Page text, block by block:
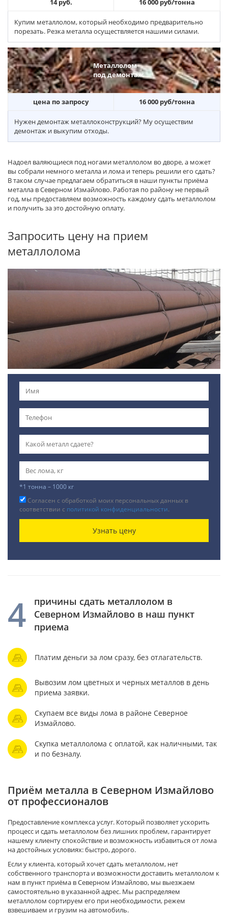
14 руб. 16 000 руб/тонна
Купим металлолом, который необходимо предварительно
порезать. Резка металла осуществляется нашими силами.
Металлолом
под демонтаж
цена по запросу 16 000 руб/тонна
Нужен демонтаж металлоконструкций? Му осуществим
демонтаж и выкупим отходы.
Надоел валяющиеся под ногами металлолом во дворе, а может
вы собрали немного металла и лома и теперь решили его сдать?
В таком случае предлагаем обратиться в наши пункты приёма
металла в Северном Измайлово. Работая по району не первый
год, мы предоставляем возможность каждому сдать металлолом
и получить за это достойную оплату.
Запросить цену на прием
металлолома
*1 тонна – 1000 кг
Согласен с обработкой моих персональных данных в
соответствии с политикой конфиденциальности.
Узнать цену
4
причины сдать металлолом в
Северном Измайлово в наш пункт
приема
Платим деньги за лом сразу, без отлагательств.
Вывозим лом цветных и черных металлов в день
приема заявки.
Скупаем все виды лома в районе Северное
Измайлово.
Скупка металлолома с оплатой, как наличными, так
и по безналу.
Приём металла в Северном Измайлово
от профессионалов
Предоставление комплекса услуг. Который позволяет ускорить
процесс и сдать металлолом без лишних проблем, гарантирует
нашему клиенту спокойствие и возможность избавиться от лома
на достойных условиях: быстро, дорого.
Если у клиента, который хочет сдать металлолом, нет
собственного транспорта и возможности доставить металлолом к
нам в пункт приёма в Северном Измайлово, мы выезжаем
самостоятельно в указанной адрес. Мы распределяем
металлолом сортируем его при необходимости, режем
взвешиваем и грузим на автомобиль.